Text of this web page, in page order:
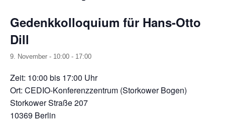
Gedenkkolloquium für Hans-Otto
Dill
9. November - 10:00 - 17:00
Zeit: 10:00 bis 17:00 Uhr
Ort: CEDIO-Konferenzzentrum (Storkower Bogen)
Storkower Straße 207
10369 Berlin